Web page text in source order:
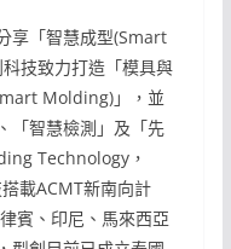
「智慧成型(Smart
技致力打造「模具與
Molding)」，並
「智慧檢測」及「先
Technology，
載ACMT新南向計
賓、印尼、馬來西亞